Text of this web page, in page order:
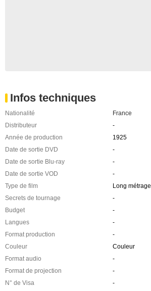
Infos techniques
Nationalité
France
Distributeur
-
Année de production
1925
Date de sortie DVD
-
Date de sortie Blu-ray
-
Date de sortie VOD
-
Type de film
Long métrage
Secrets de tournage
-
Budget
-
Langues
-
Format production
-
Couleur
Couleur
Format audio
-
Format de projection
-
N° de Visa
-